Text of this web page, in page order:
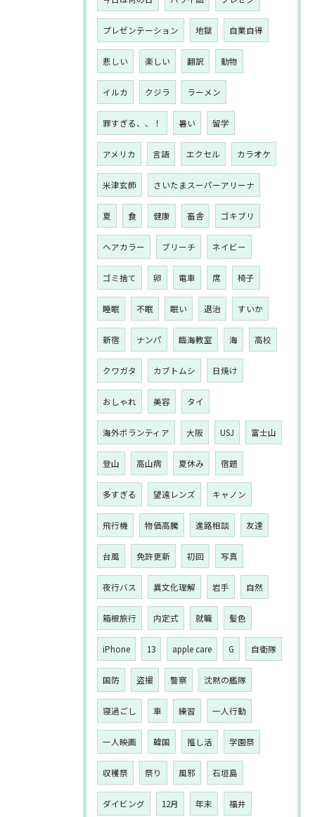
プレゼンテーション 地獄 自業自得
悲しい 楽しい 翻訳 動物
イルカ クジラ ラーメン
罪すぎる、、！ 暑い 留学
アメリカ 言語 エクセル カラオケ
米津玄師 さいたまスーパーアリーナ
夏 食 健康 畜舎 ゴキブリ
ヘアカラー ブリーチ ネイビー
ゴミ捨て 卵 電車 席 椅子
睡眠 不眠 眠い 退治 すいか
新宿 ナンパ 臨海教室 海 高校
クワガタ カブトムシ 日焼け
おしゃれ 美容 タイ
海外ボランティア 大阪 USJ 富士山
登山 高山病 夏休み 宿題
多すぎる 望遠レンズ キャノン
飛行機 物価高騰 進路相談 友達
台風 免許更新 初回 写真
夜行バス 異文化理解 岩手 自然
箱根旅行 内定式 就職 髪色
iPhone 13 apple care G 自衛隊
国防 盗撮 警察 沈黙の艦隊
寝過ごし 車 練習 一人行動
一人映画 韓国 推し活 学園祭
収穫祭 祭り 風邪 石垣島
ダイビング 12月 年末 福井